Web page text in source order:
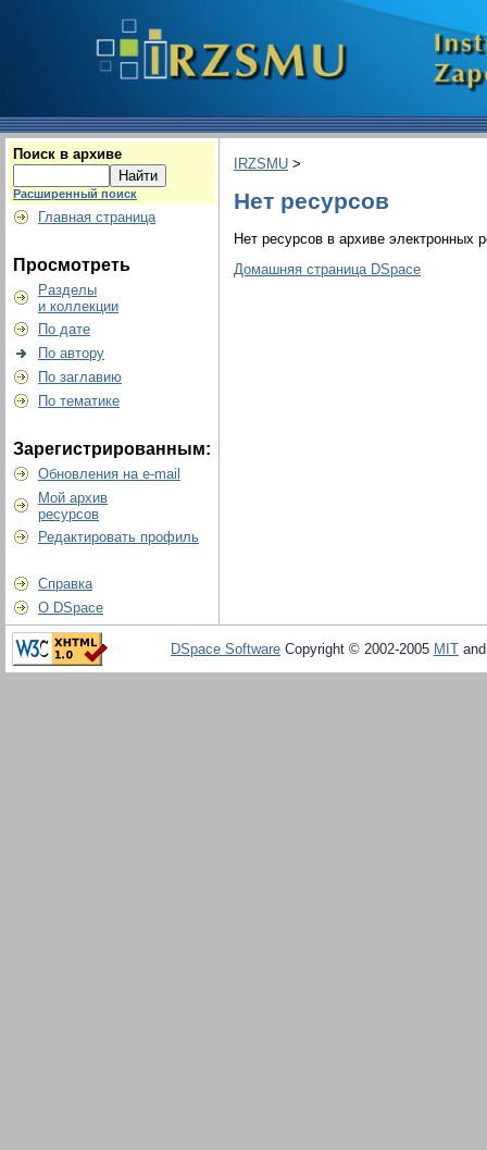
Поиск в архиве
Расширенный поиск
Главная страница
Просмотреть
Разделы
и коллекции
По дате
По автору
По заглавию
По тематике
Зарегистрированным:
Обновления на e-mail
Мой архив
ресурсов
Редактировать профиль
Справка
О DSpace
IRZSMU >
Нет ресурсов
Нет ресурсов в архиве электронных
Домашняя страница DSpace
DSpace Software Copyright © 2002-2005 MIT